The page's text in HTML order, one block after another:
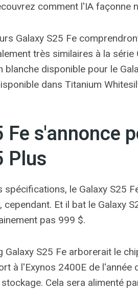
comment l'IA façonne
Galaxy S25 Fe
très similaires à la
blanche disponible pour le
dans Titanium
Fe s'annonce
Plus
spécifications, le Galaxy S25
cependant. Et il bat le Galaxy
pas 999 $.
Galaxy S25 Fe arborerait le
à l'Exynos 2400E de l'année
Cela sera alimenté